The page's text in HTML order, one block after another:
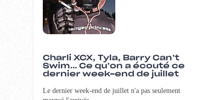
Charli XCX, Tyla, Barry Can’t
Swim… Ce qu’on a écouté ce
dernier week-end de juillet
Le dernier week-end de juillet n'a pas seulement